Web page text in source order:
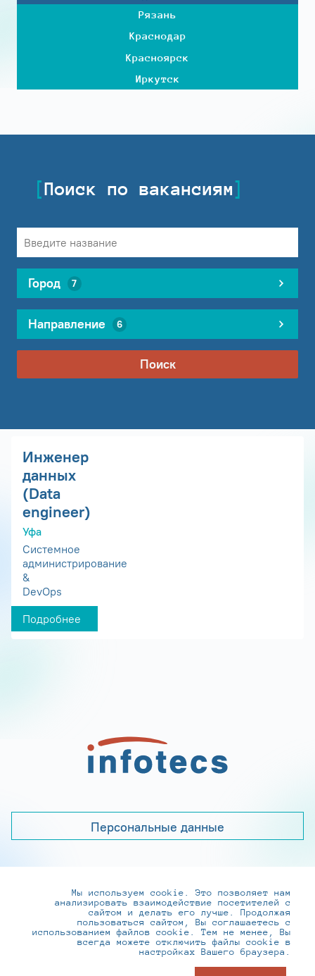
Рязань
Краснодар
Красноярск
Иркутск
Поиск по вакансиям
Город 7
Направление 6
Поиск
Инженер
данных
(Data
engineer)
Уфа
Системное
администрирование
&
DevOps
Подробнее
Персональные данные
+7 (495) 737-6192, 8-800-250-0-260
practice@infotecs.ru,hr@infotecs.ru
127273, г. Москва, Отрадная ул., 2Б строение 1
Мы используем cookie. Это позволяет нам
анализировать взаимодействие посетителей с
сайтом и делать его лучше. Продолжая
пользоваться сайтом, Вы соглашаетесь с
использованием файлов cookie. Тем не менее, Вы
всегда можете отключить файлы cookie в
настройках Вашего браузера.